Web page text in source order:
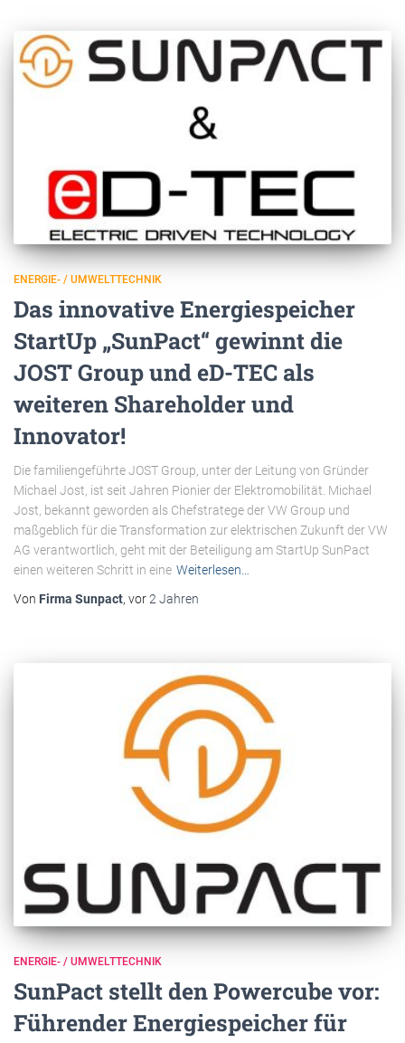
ENERGIE- / UMWELTTECHNIK
Das innovative Energiespeicher
StartUp „SunPact“ gewinnt die
JOST Group und eD-TEC als
weiteren Shareholder und
Innovator!
Die familiengeführte JOST Group, unter der Leitung von Gründer
Michael Jost, ist seit Jahren Pionier der Elektromobilität. Michael
Jost, bekannt geworden als Chefstratege der VW Group und
maßgeblich für die Transformation zur elektrischen Zukunft der VW
AG verantwortlich, geht mit der Beteiligung am StartUp SunPact
einen weiteren Schritt in eine Weiterlesen…
Von Firma Sunpact, vor2 Jahren
ENERGIE- / UMWELTTECHNIK
SunPact stellt den Powercube vor:
Führender Energiespeicher für